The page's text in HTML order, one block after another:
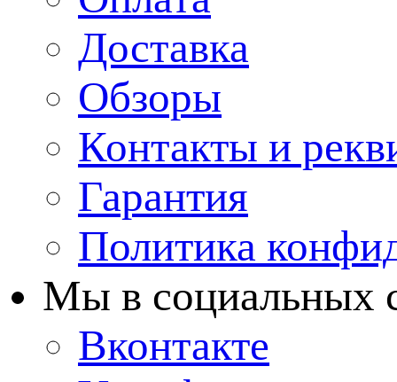
Доставка
Обзоры
Контакты и
Гарантия
Политика
Мы в cоциальных
Вконтакте